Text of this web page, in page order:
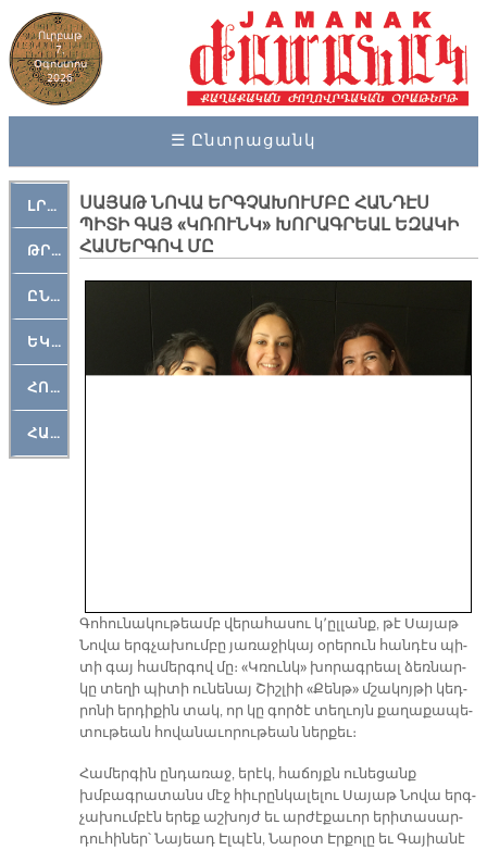
Ուրբաթ
7,
Օգոստոս
2026
☰ Ընտրացանկ
ԼՐԱՀՈՍ
ԹՐՔԱՀԱՅ ԿԵԱՆՔ
ԸՆԿԵՐԱՄՇԱԿՈՒԹԱՅԻՆ
ԵԿԵՂԵՑԱԿԱՆ
ՀՈԳԵՄՏԱՒՈՐ
ՀԱՐԹԱԿ
ՍԱՅԱԹ ՆՈՎԱ ԵՐԳՉԱԽՈՒՄԲԸ ՀԱՆԴԷՍ
ՊԻՏԻ ԳԱՅ «ԿՌՈՒՆԿ» ԽՈՐԱԳՐԵԱԼ ԵԶԱԿԻ
ՀԱՄԵՐԳՈՎ ՄԸ
Գո­հու­նա­կու­թեամբ վե­րա­հա­սու կ՚ըլ­լանք, թէ Սա­յաթ
Նո­վա երգ­չա­խում­բը յա­ռա­ջի­կայ օ­րե­րուն հան­դէս պի­
տի գայ հա­մեր­գով մը։ «Կռունկ» խո­րագ­րեալ ձեռ­նար­
կը տե­ղի պի­տի ու­նե­նայ Շիշ­լիի «Քենթ» մշա­կոյ­թի կեդ­
րո­նի եր­դի­քին տակ, որ կը գոր­ծէ տեղ­ւոյն քա­ղա­քա­պե­
տու­թեան հո­վա­նա­ւո­րու­թեան ներ­քեւ։
Հա­մեր­գին ըն­դա­ռաջ, ե­րէկ, հա­ճոյքն ու­նե­ցանք
խմբագ­րա­տանս մէջ հիւ­րըն­կա­լե­լու Սա­յաթ Նո­վա երգ­
չա­խում­բէն ե­րեք աշ­խոյժ եւ ար­ժէ­քա­ւոր ե­րի­տա­սար­
դու­հի­ներ՝ Նա­յեադ Էլ­պէն, Նա­րօտ Էր­քո­լը եւ Գա­յիա­նէ